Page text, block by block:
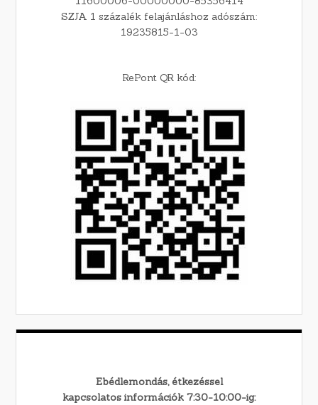
SZJA 1 százalék felajánláshoz adószám:
19235815-1-03
RePont QR kód:
Ebédlemondás, étkezéssel
kapcsolatos információk 7:30-10:00-ig: